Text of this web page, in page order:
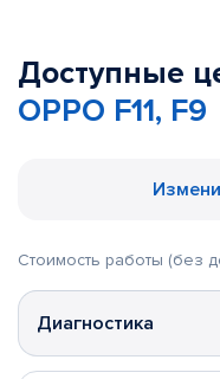
Доступные
OPPO F11, F9
Стоимость работы (без
Диагностика